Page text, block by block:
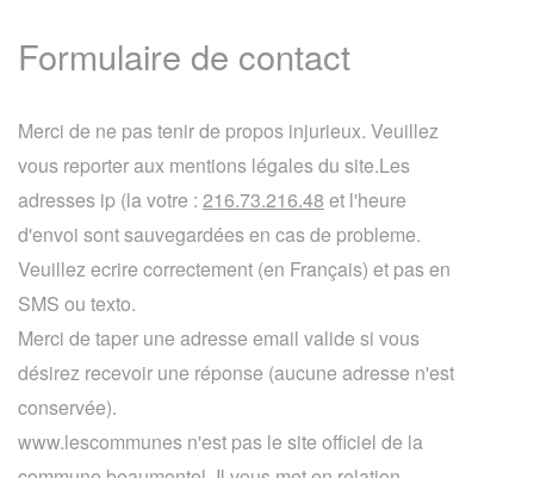
Formulaire de contact
Merci de ne pas tenir de propos injurieux. Veuillez
vous reporter aux mentions légales du site.Les
adresses ip (la votre : 216.73.216.48 et l'heure
d'envoi sont sauvegardées en cas de probleme.
Veuillez ecrire correctement (en Français) et pas en
SMS ou texto.
Merci de taper une adresse email valide si vous
désirez recevoir une réponse (aucune adresse n'est
conservée).
www.lescommunes n'est pas le site officiel de la